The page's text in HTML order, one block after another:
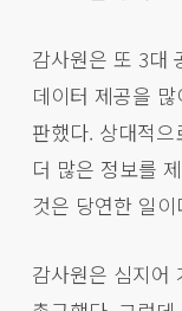
감사원은 또 3대
데이터 제공을
판했다. 상대적
더 많은 정보를
것은 당연한 일
감사원은 심지어